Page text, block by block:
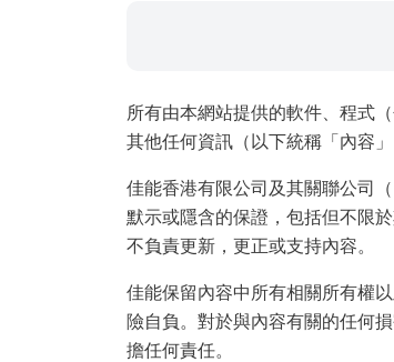
所有由本網站提供的軟件、程式
其他任何資訊（以下統稱「內容」
佳能香港有限公司及其關聯公司
默示或隱含的保證，包括但不限
不負責更新，更正或支持內容。
佳能保留內容中所有相關所有權
險自負。對於與內容有關的任何
擔任何責任。